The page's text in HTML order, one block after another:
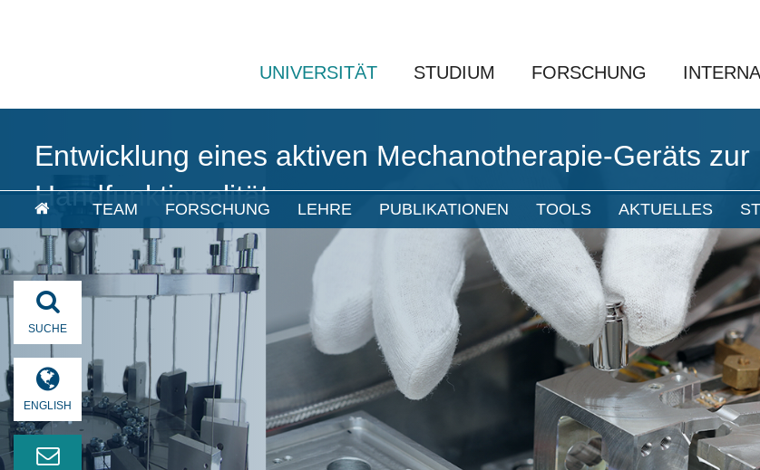
UNIVERSITÄT STUDIUM FORSCHUNG
Entwicklung eines aktiven Mechanotherapie-Geräts
Handfunktionalität
TEAM FORSCHUNG LEHRE PUBLIKATIONEN TOOLS AKTUELLES
SUCHE
ENGLISH